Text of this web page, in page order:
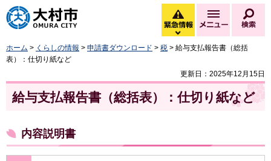
大村市
緊急情報
緊急情報を開く
メニュー
ホーム > くらしの情報 > 申請書ダウンロード > 税 > 給与支払報告書（総括
表）：仕切り紙など
更新日：2025年12月15日
給与支払報告書（総括表）：仕切り紙など
内容説明書